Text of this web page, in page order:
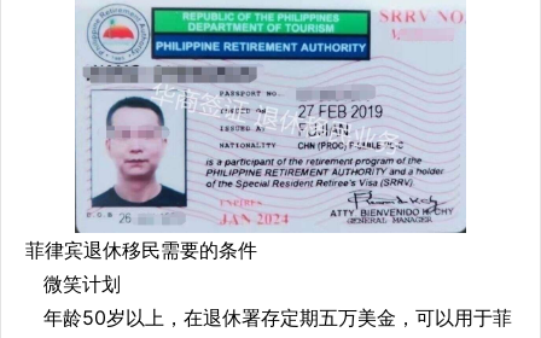
菲律宾退休移民需要的条件
微笑计划
年龄50岁以上，在退休署存定期五万美金，可以用于菲